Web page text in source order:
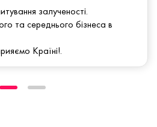
залученості.
та середнього бізнеса в
Країні!.